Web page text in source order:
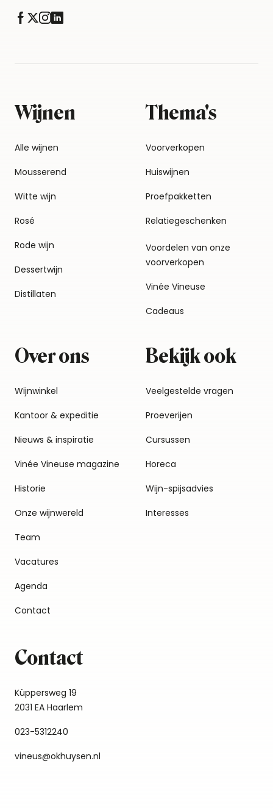
Wijnen
Alle wijnen
Mousserend
Witte wijn
Rosé
Rode wijn
Dessertwijn
Distillaten
Thema's
Voorverkopen
Huiswijnen
Proefpakketten
Relatiegeschenken
Voordelen van onze
voorverkopen
Vinée Vineuse
Cadeaus
Over ons
Wijnwinkel
Kantoor & expeditie
Nieuws & inspiratie
Vinée Vineuse magazine
Historie
Onze wijnwereld
Team
Vacatures
Agenda
Contact
Bekijk ook
Veelgestelde vragen
Proeverijen
Cursussen
Horeca
Wijn-spijsadvies
Interesses
Contact
Küppersweg 19
2031 EA Haarlem
023-5312240
vineus@okhuysen.nl